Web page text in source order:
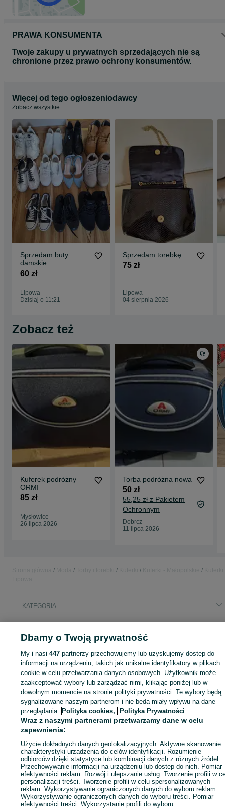
PRAWA KONSUMENTA
Twoje zakupy u prywatnych sprzedających nie są
chronione przez prawo ochrony konsumentów.
Więcej od tego ogłoszeniodawcy
Zobacz wszystkie
Sprzedam buty
damskie
60 zł
Lipowa
Dzisiaj o 11:21
Sprzedam torebkę
75 zł
Lipowa
04 sierpnia 2026
Zobacz też
Kuferek podróżny
ORMI
85 zł
Mysłowice
26 lipca 2026
Torba podróżna nowa
50 zł
55,25 zł z Pakietem
Ochronnym
Dobrcz
11 lipca 2026
KATEGORIA
856380901
Zaloguj się lub załóż konto na OLX, aby skontaktować się z
sprzedającym
Zaloguj się / Załóż konto
Zadzwoń / SMS Wyślij wiadomość
Dbamy o Twoją prywatność
My i nasi447 partnerzy przechowujemy lub uzyskujemy dostęp do
informacji na urządzeniu, takich jak unikalne identyfikatory w plikach
cookie w celu przetwarzania danych osobowych. Użytkownik może
zaakceptować wybory lub zarządzać nimi, klikając poniżej lub w
dowolnym momencie na stronie polityki prywatności. Te wybory będą
sygnalizowane naszym partnerom i nie będą miały wpływu na dane
przeglądania. Polityka cookies, Polityka Prywatności
Wraz z naszymi partnerami przetwarzamy dane w celu
zapewnienia:
Użycie dokładnych danych geolokalizacyjnych. Aktywne skanowanie
charakterystyki urządzenia do celów identyfikacji. Rozumienie
odbiorców dzięki statystyce lub kombinacji danych z różnych źródeł.
Przechowywanie informacji na urządzeniu lub dostęp do nich. Pomiar
efektywności reklam. Rozwój i ulepszanie usług. Tworzenie profili w
personalizacji treści. Tworzenie profili w celu spersonalizowanych
reklam. Wykorzystywanie ograniczonych danych do wyboru reklam.
Wykorzystywanie ograniczonych danych do wyboru treści. Pomiar
efektywności treści. Wykorzystanie profili do wyboru